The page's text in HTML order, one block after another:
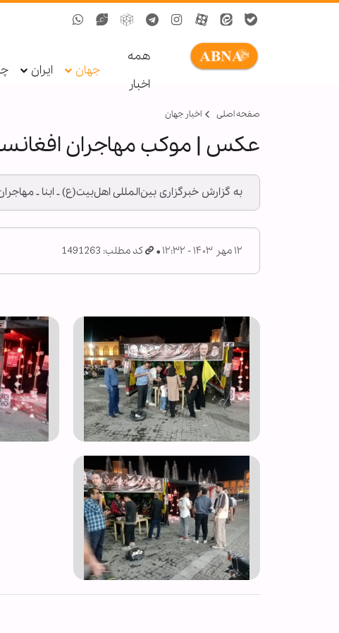
همه
اخبار
جهان ایران
صفحه اصلی اخبار جهان
عکس | موکب مهاجران
به گزارش خبرگزاری بین‌المللی اهل‌بیت(ع) ـ ابنا ـ
۱۲ مهر ۱۴۰۳ - ۱۲:۳۲ کد مطلب: 1491263